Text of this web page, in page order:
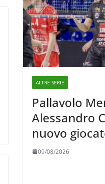
ALTRE SERIE
Pallavolo
Alessandro
nuovo
Bologna
09/08/2026